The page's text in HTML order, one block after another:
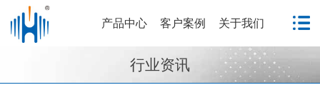
产品中心 客户案例 关于我们
行业资讯